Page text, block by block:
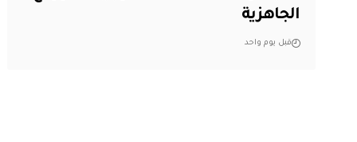
الجاهزية
قبل يوم واحد